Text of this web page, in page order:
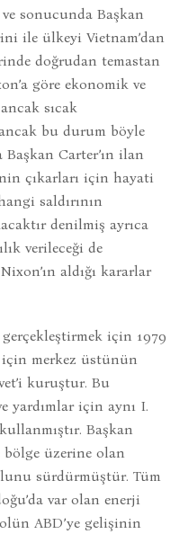
sonucunda Başkan
ile ülkeyi Vietnam’dan
doğrudan temastan
göre ekonomik ve
sıcak
ancak bu durum böyle
Başkan Carter’ın ilan
çıkarları için hayati
saldırının
denilmiş ayrıca
verileceği de
aldığı kararlar
için 1979
için merkez üstünün
kuruştur. Bu
yardımlar için aynı I.
Başkan
bölge üzerine olan
sürdürmüştür. Tüm
var olan enerji
ABD’ye gelişinin